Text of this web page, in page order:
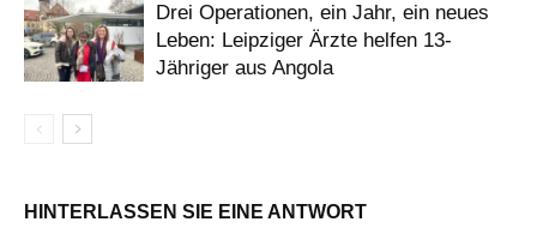
Drei Operationen, ein Jahr, ein neues
Leben: Leipziger Ärzte helfen 13-
Jähriger aus Angola
HINTERLASSEN SIE EINE ANTWORT